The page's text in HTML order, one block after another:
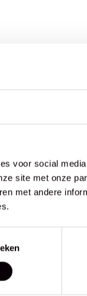
voor social
site met onze
met andere